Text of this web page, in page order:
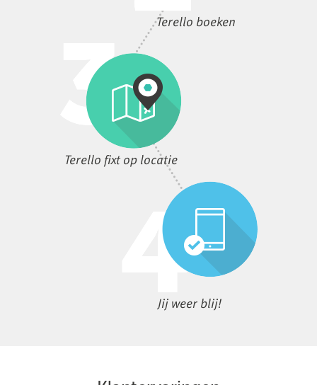
Terello boeken
Terello fixt op locatie
Jij weer blij!